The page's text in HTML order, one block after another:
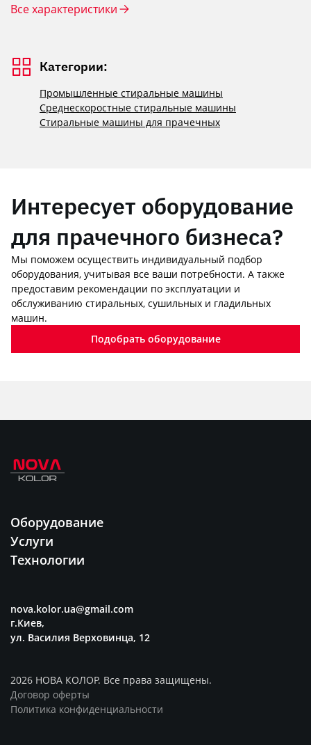
Все характеристики
Категории:
Промышленные стиральные машины
Среднескоростные стиральные машины
Стиральные машины для прачечных
Интересует оборудование
для прачечного бизнеса?
Мы поможем осуществить индивидуальный подбор
оборудования, учитывая все ваши потребности. А также
предоставим рекомендации по эксплуатации и
обслуживанию стиральных, сушильных и гладильных
машин.
Подобрать оборудование
Оборудование
Услуги
Технологии
nova.kolor.ua@gmail.com
г.Киев,
ул. Василия Верховинца, 12
2026 НОВА КОЛОР. Все права защищены.
Договор оферты
Политика конфиденциальности